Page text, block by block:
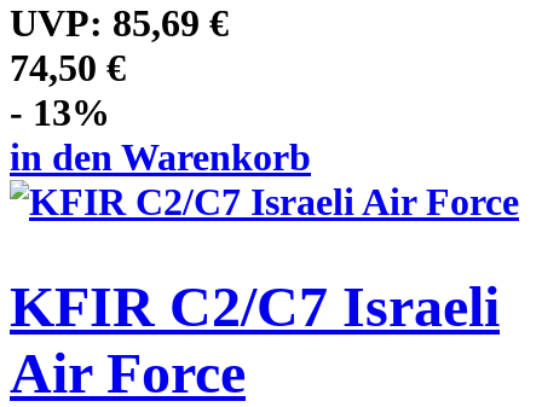
UVP: 85,69 €
74,50 €
- 13%
in den Warenkorb
KFIR C2/C7 Israeli
Air Force